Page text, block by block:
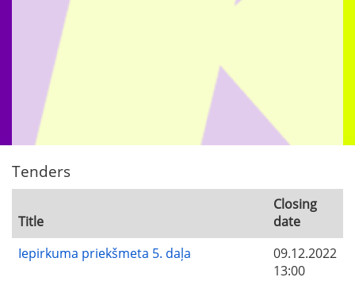
Tenders
Title
Closing
date
Iepirkuma priekšmeta 5. daļa
09.12.2022
13:00